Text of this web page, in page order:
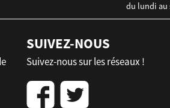
du lundi au
SUIVEZ-NOUS
Suivez-nous sur les réseaux !